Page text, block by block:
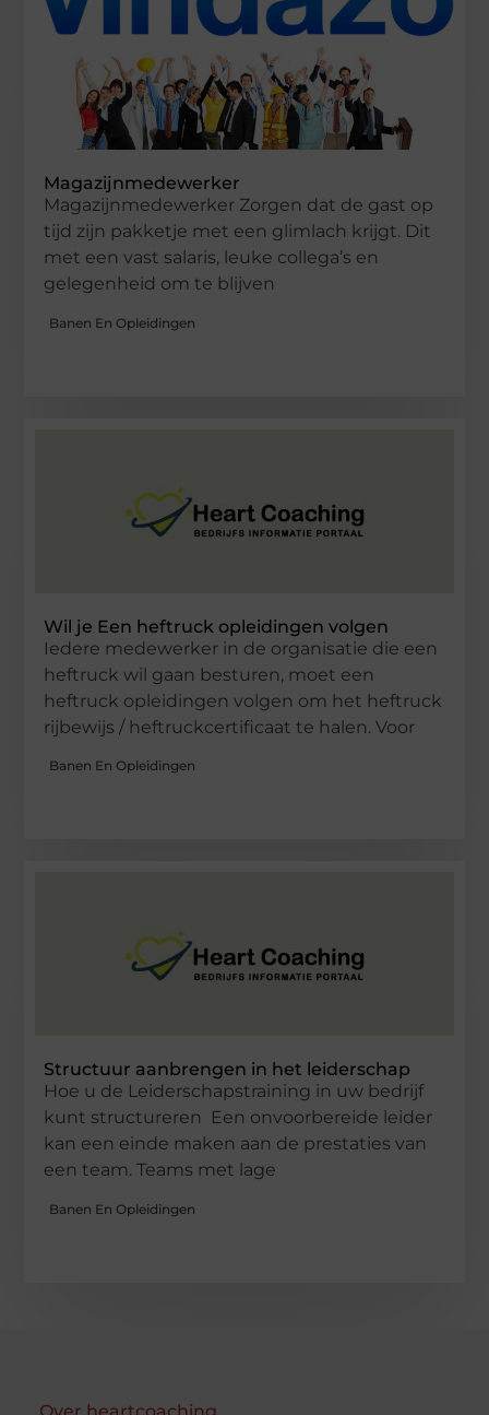
Magazijnmedewerker
Magazijnmedewerker Zorgen dat de gast op
tijd zijn pakketje met een glimlach krijgt. Dit
met een vast salaris, leuke collega’s en
gelegenheid om te blijven
Banen En Opleidingen
Wil je Een heftruck opleidingen volgen
Iedere medewerker in de organisatie die een
heftruck wil gaan besturen, moet een
heftruck opleidingen volgen om het heftruck
rijbewijs / heftruckcertificaat te halen. Voor
Banen En Opleidingen
Structuur aanbrengen in het leiderschap
Hoe u de Leiderschapstraining in uw bedrijf
kunt structureren Een onvoorbereide leider
kan een einde maken aan de prestaties van
een team. Teams met lage
Banen En Opleidingen